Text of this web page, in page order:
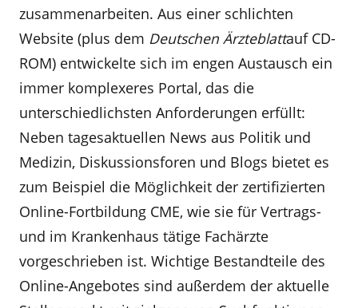
zusammenarbeiten. Aus einer schlichten
Website (plus dem Deutschen Ärzteblattauf CD-
ROM) entwickelte sich im engen Austausch ein
immer komplexeres Portal, das die
unterschiedlichsten Anforderungen erfüllt:
Neben tagesaktuellen News aus Politik und
Medizin, Diskussionsforen und Blogs bietet es
zum Beispiel die Möglichkeit der zertifizierten
Online-Fortbildung CME, wie sie für Vertrags-
und im Krankenhaus tätige Fachärzte
vorgeschrieben ist. Wichtige Bestandteile des
Online-Angebotes sind außerdem der aktuelle